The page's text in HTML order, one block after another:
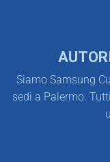
Siamo Samsung
sedi a Palermo.